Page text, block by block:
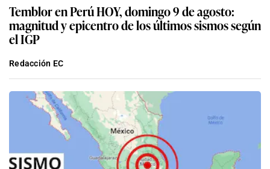
Temblor en Perú HOY, domingo 9 de agosto:
magnitud y epicentro de los últimos sismos según
el IGP
Redacción EC